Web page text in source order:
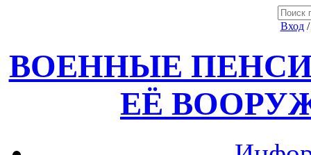
Вход
ВОЕННЫЕ
ЕЁ